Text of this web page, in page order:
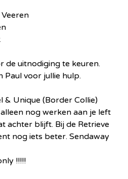
de uitnodiging te keuren.
Paul voor jullie hulp.
Unique (Border Collie)
nog werken aan je left
achter blijft. Bij de Retrieve
nog iets beter. Sendaway
!!!!!